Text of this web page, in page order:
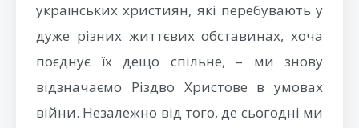
українських християн, які перебувають у
дуже різних життєвих обставинах, хоча
поєднує їх дещо спільне, – ми знову
відзначаємо Різдво Христове в умовах
війни. Незалежно від того, де сьогодні ми